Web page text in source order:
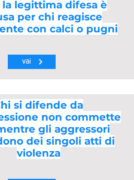
la legittima difesa è
per chi reagisce
con calci o pugni
vai
si difende da
non commette
gli aggressori
dei singoli atti di
violenza